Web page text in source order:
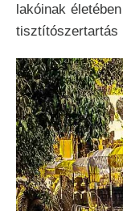
lakóinak
tisztítószertartás